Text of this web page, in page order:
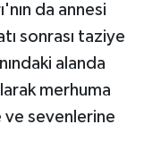
da annesi
sonrası taziye
alanda
merhuma
sevenlerine